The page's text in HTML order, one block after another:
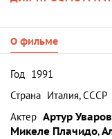
О фильме
Год 1991
Страна Италия, СССР
Актер Артур Уваров
Микеле Плачидо,